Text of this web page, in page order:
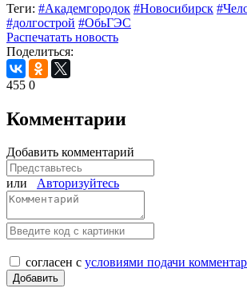
Теги: #Академгородок #Новосибирск
#долгострой #ОбьГЭС
Распечатать новость
Поделиться:
455 0
Комментарии
Добавить комментарий
или Авторизуйтесь
согласен с условиями подачи